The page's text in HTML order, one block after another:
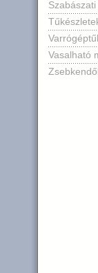
Vasalható